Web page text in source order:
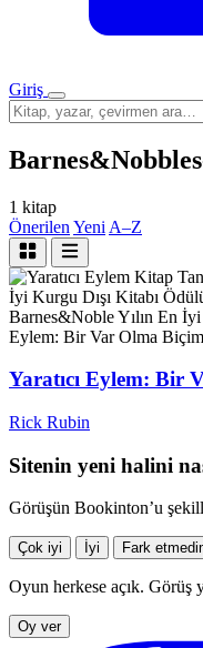
Giriş
Menü
Sitede
ara
1 kitap
Önerilen Yeni A–Z
Kitap
İyi Kurgu Dışı Kitabı
Barnes&Noble Yılın En İyi
Eylem: Bir Var Olma
Yaratıcı Eylem: Bir
Rick Rubin
Sitenin yeni halini
Görüşün Bookinton’u
Çok iyi İyi Fark
Oyun herkese açık. Görüş
Oy ver